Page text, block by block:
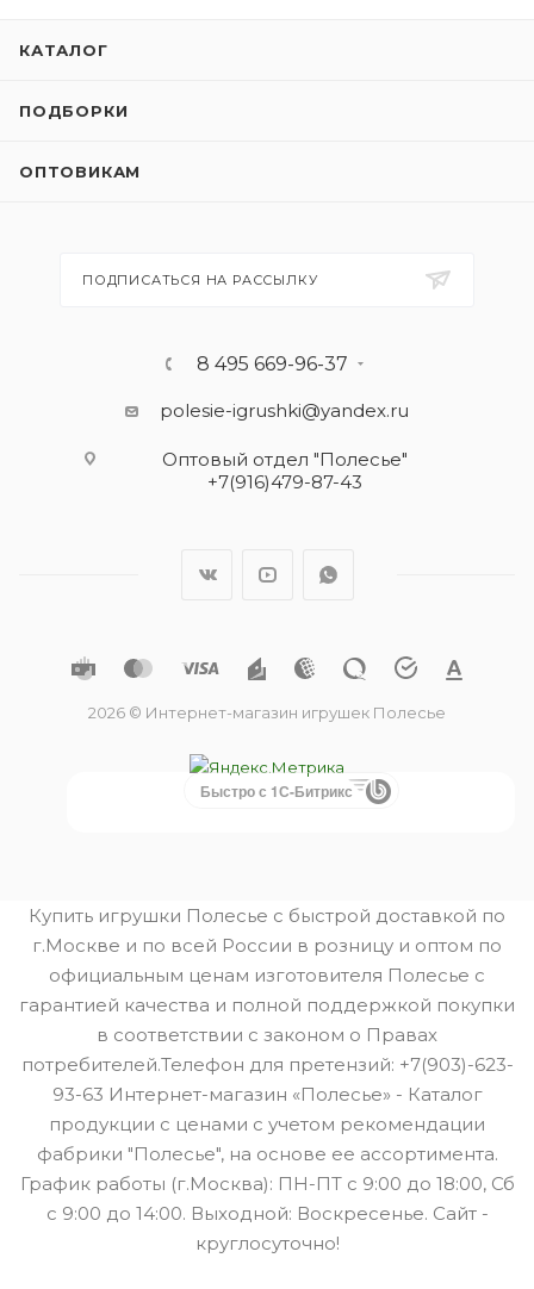
КАТАЛОГ
ПОДБОРКИ
ОПТОВИКАМ
ПОДПИСАТЬСЯ НА РАССЫЛКУ
8 495 669-96-37
polesie-igrushki@yandex.ru
Оптовый отдел "Полесье"
+7(916)479-87-43
2026 © Интернет-магазин игрушек Полесье
Быстро с 1С-Битрикс
Купить игрушки Полесье с быстрой доставкой по
г.Москве и по всей России в розницу и оптом по
официальным ценам изготовителя Полесье с
гарантией качества и полной поддержкой покупки
в соответствии с законом о Правах
потребителей.Телефон для претензий: +7(903)-623-
93-63 Интернет-магазин «Полесье» - Каталог
продукции с ценами с учетом рекомендации
фабрики "Полесье", на основе ее ассортимента.
График работы (г.Москва): ПН-ПТ с 9:00 до 18:00, Сб
с 9:00 до 14:00. Выходной: Воскресенье. Сайт -
круглосуточно!